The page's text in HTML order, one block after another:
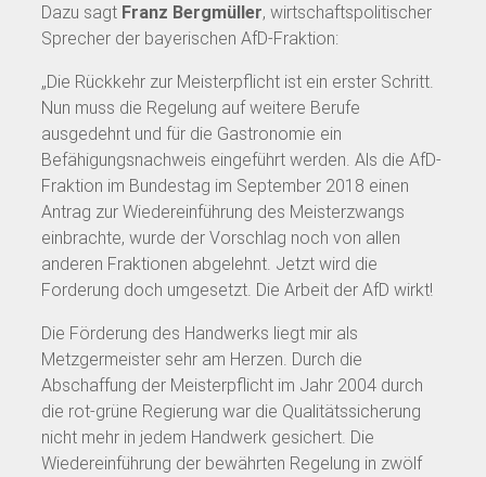
Dazu sagt Franz Bergmüller, wirtschaftspolitischer
Sprecher der bayerischen AfD-Fraktion:
„Die Rückkehr zur Meisterpflicht ist ein erster Schritt.
Nun muss die Regelung auf weitere Berufe
ausgedehnt und für die Gastronomie ein
Befähigungsnachweis eingeführt werden. Als die AfD-
Fraktion im Bundestag im September 2018 einen
Antrag zur Wiedereinführung des Meisterzwangs
einbrachte, wurde der Vorschlag noch von allen
anderen Fraktionen abgelehnt. Jetzt wird die
Forderung doch umgesetzt. Die Arbeit der AfD wirkt!
Die Förderung des Handwerks liegt mir als
Metzgermeister sehr am Herzen. Durch die
Abschaffung der Meisterpflicht im Jahr 2004 durch
die rot-grüne Regierung war die Qualitätssicherung
nicht mehr in jedem Handwerk gesichert. Die
Wiedereinführung der bewährten Regelung in zwölf